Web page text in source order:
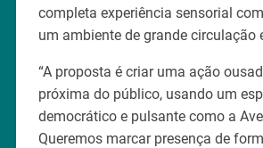
completa experiência sensorial
um ambiente de grande circulação
“A proposta é criar uma ação
próxima do público, usando um
democrático e pulsante como a
Queremos marcar presença de